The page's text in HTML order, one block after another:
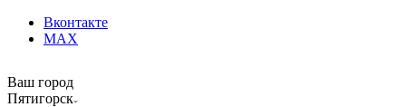
Вконтакте
MAX
Ваш город
Пятигорск